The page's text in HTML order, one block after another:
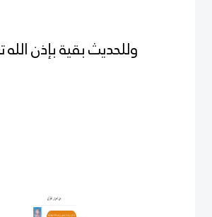
وللحديث بقية بإذن